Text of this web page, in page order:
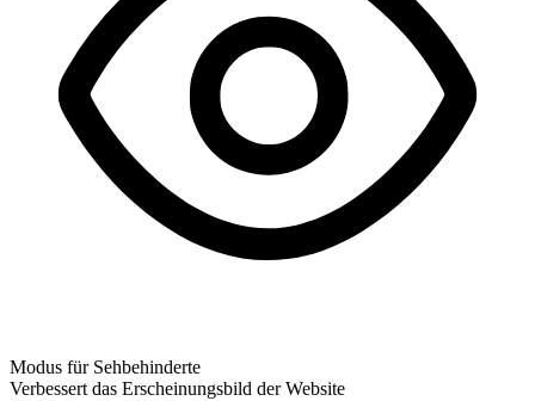
Modus für Sehbehinderte
Verbessert das Erscheinungsbild der Website